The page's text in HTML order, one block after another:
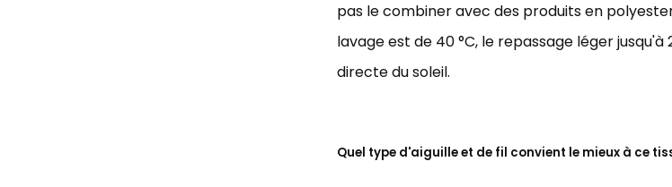
pas le combiner avec des produits en
lavage est de 40 °C, le repassage léger
directe du soleil.
Quel type d'aiguille et de fil convient le mieux à ce